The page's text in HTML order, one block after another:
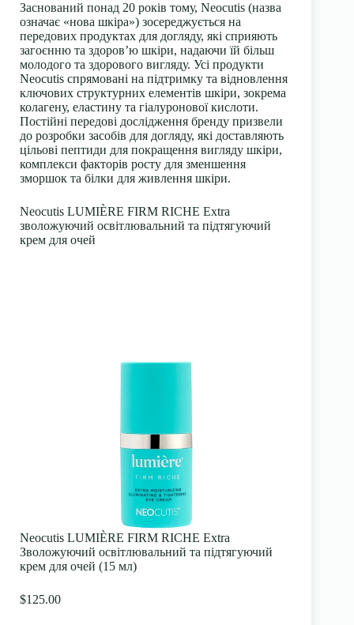
Заснований понад 20 років тому, Neocutis (назва
означає «нова шкіра») зосереджується на
передових продуктах для догляду, які сприяють
загоєнню та здоров’ю шкіри, надаючи їй більш
молодого та здорового вигляду. Усі продукти
Neocutis спрямовані на підтримку та відновлення
ключових структурних елементів шкіри, зокрема
колагену, еластину та гіалуронової кислоти.
Постійні передові дослідження бренду призвели
до розробки засобів для догляду, які доставляють
цільові пептиди для покращення вигляду шкіри,
комплекси факторів росту для зменшення
зморшок та білки для живлення шкіри.
Neocutis LUMIÈRE FIRM RICHE Extra
зволожуючий освітлювальний та підтягуючий
крем для очей
Neocutis LUMIÈRE FIRM RICHE Extra
Зволожуючий освітлювальний та підтягуючий
крем для очей (15 мл)
$125.00